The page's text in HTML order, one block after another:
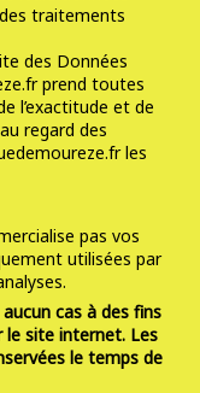
traitements
des Données
prend toutes
l’exactitude et de
regard des
les
pas vos
utilisées par
aucun cas à des fins
le site internet. Les
le temps de